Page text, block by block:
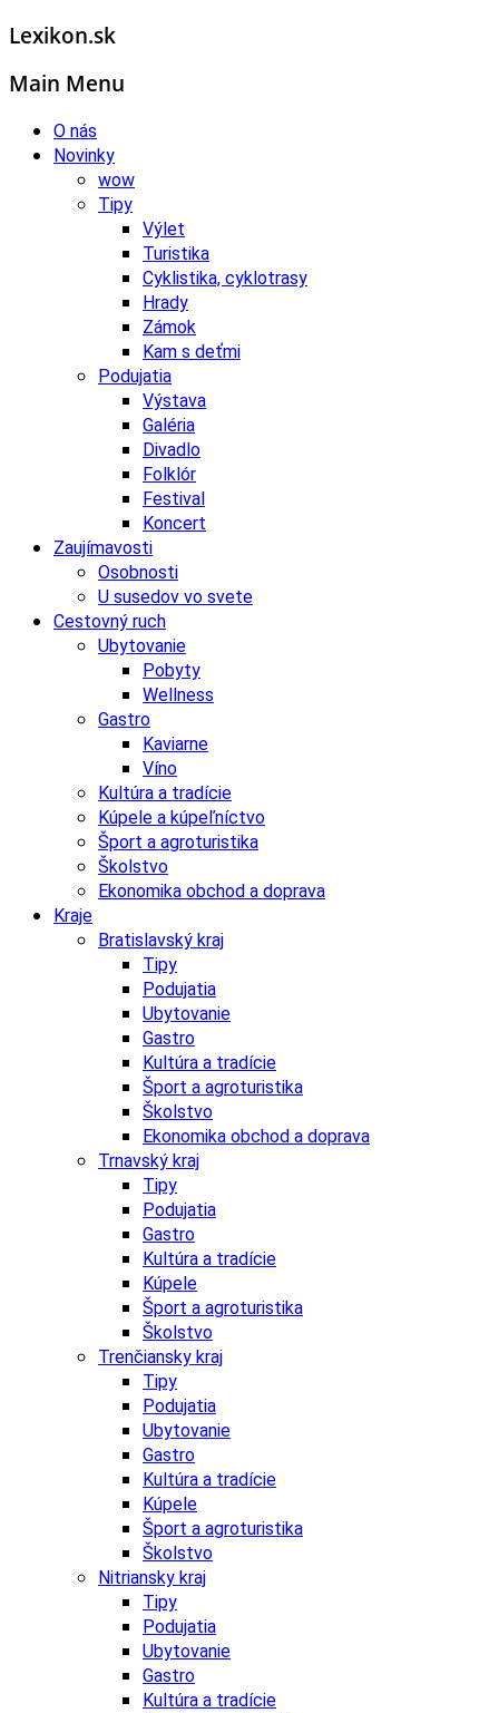
Lexikon.sk
Main Menu
O nás
Novinky
wow
Tipy
Výlet
Turistika
Cyklistika, cyklotrasy
Hrady
Zámok
Kam s deťmi
Podujatia
Výstava
Galéria
Divadlo
Folklór
Festival
Koncert
Zaujímavosti
Osobnosti
U susedov vo svete
Cestovný ruch
Ubytovanie
Pobyty
Wellness
Gastro
Kaviarne
Víno
Kultúra a tradície
Kúpele a kúpeľníctvo
Šport a agroturistika
Školstvo
Ekonomika obchod a doprava
Kraje
Bratislavský kraj
Tipy
Podujatia
Ubytovanie
Gastro
Kultúra a tradície
Šport a agroturistika
Školstvo
Ekonomika obchod a doprava
Trnavský kraj
Tipy
Podujatia
Gastro
Kultúra a tradície
Kúpele
Šport a agroturistika
Školstvo
Trenčiansky kraj
Tipy
Podujatia
Ubytovanie
Gastro
Kultúra a tradície
Kúpele
Šport a agroturistika
Školstvo
Nitriansky kraj
Tipy
Podujatia
Ubytovanie
Gastro
Kultúra a tradície